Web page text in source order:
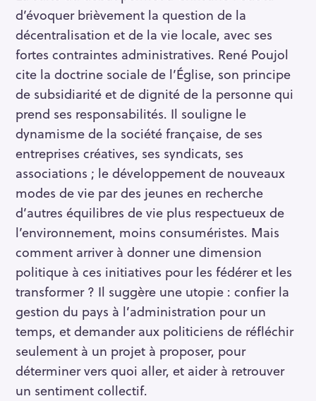
d’évoquer brièvement la question de la
décentralisation et de la vie locale, avec ses
fortes contraintes administratives. René Poujol
cite la doctrine sociale de l’Église, son principe
de subsidiarité et de dignité de la personne qui
prend ses responsabilités. Il souligne le
dynamisme de la société française, de ses
entreprises créatives, ses syndicats, ses
associations ; le développement de nouveaux
modes de vie par des jeunes en recherche
d’autres équilibres de vie plus respectueux de
l’environnement, moins consuméristes. Mais
comment arriver à donner une dimension
politique à ces initiatives pour les fédérer et les
transformer ? Il suggère une utopie : confier la
gestion du pays à l’administration pour un
temps, et demander aux politiciens de réfléchir
seulement à un projet à proposer, pour
déterminer vers quoi aller, et aider à retrouver
un sentiment collectif.